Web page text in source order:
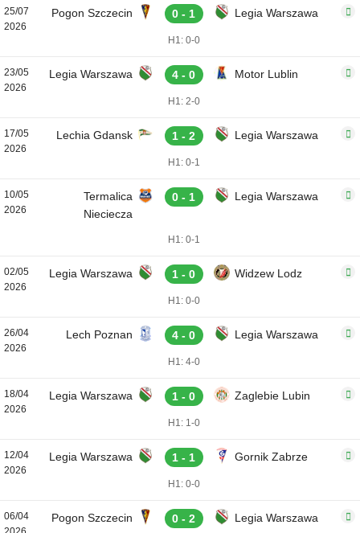
25/07
2026
Pogon Szczecin 0 - 1 Legia Warszawa
H1: 0-0
23/05
2026
Legia Warszawa 4 - 0 Motor Lublin
H1: 2-0
17/05
2026
Lechia Gdansk 1 - 2 Legia Warszawa
H1: 0-1
10/05
2026
Termalica
Nieciecza
0 - 1 Legia Warszawa
H1: 0-1
02/05
2026
Legia Warszawa 1 - 0 Widzew Lodz
H1: 0-0
26/04
2026
Lech Poznan 4 - 0 Legia Warszawa
H1: 4-0
18/04
2026
Legia Warszawa 1 - 0 Zaglebie Lubin
H1: 1-0
12/04
2026
Legia Warszawa 1 - 1 Gornik Zabrze
H1: 0-0
06/04
Pogon Szczecin 0 - 2 Legia Warszawa